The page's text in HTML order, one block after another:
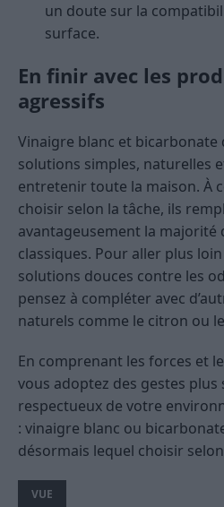
un doute sur la
surface.
En finir avec les
agressifs
Vinaigre blanc et bicarbonate
solutions simples, naturelles
entretenir toute la maison. À
choisir selon la tâche, ils
avantageusement la majorité
classiques. Pour aller plus
solutions douces contre les
pensez à compléter avec
naturels comme le citron ou
En comprenant les forces et
vous adoptez des gestes
respectueux de votre
: vinaigre blanc ou
désormais lequel choisir
VUE